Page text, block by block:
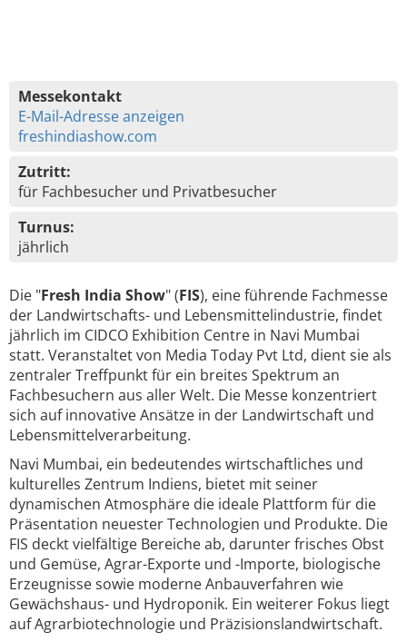
Messekontakt
E-Mail-Adresse anzeigen
freshindiashow.com
Zutritt:
für Fachbesucher und Privatbesucher
Turnus:
jährlich
Die "Fresh India Show" (FIS), eine führende Fachmesse
der Landwirtschafts- und Lebensmittelindustrie, findet
jährlich im CIDCO Exhibition Centre in Navi Mumbai
statt. Veranstaltet von Media Today Pvt Ltd, dient sie als
zentraler Treffpunkt für ein breites Spektrum an
Fachbesuchern aus aller Welt. Die Messe konzentriert
sich auf innovative Ansätze in der Landwirtschaft und
Lebensmittelverarbeitung.
Navi Mumbai, ein bedeutendes wirtschaftliches und
kulturelles Zentrum Indiens, bietet mit seiner
dynamischen Atmosphäre die ideale Plattform für die
Präsentation neuester Technologien und Produkte. Die
FIS deckt vielfältige Bereiche ab, darunter frisches Obst
und Gemüse, Agrar-Exporte und -Importe, biologische
Erzeugnisse sowie moderne Anbauverfahren wie
Gewächshaus- und Hydroponik. Ein weiterer Fokus liegt
auf Agrarbiotechnologie und Präzisionslandwirtschaft.